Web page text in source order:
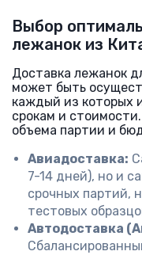
Выбор
лежанок из
Доставка лежанок
может быть
каждый из которых
срокам и
объема партии и
Авиадоставка:
7-14 дней), но и
срочных партий,
тестовых
Автодоставка